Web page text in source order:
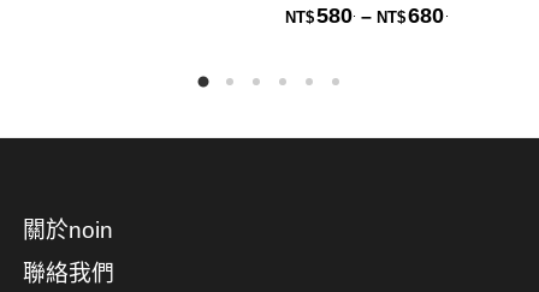
NT$580 – NT$680
關於noin
聯絡我們